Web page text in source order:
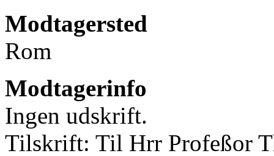
Modtagersted
Rom
Modtagerinfo
Ingen udskrift.
Tilskrift: Til Hrr Profeßor